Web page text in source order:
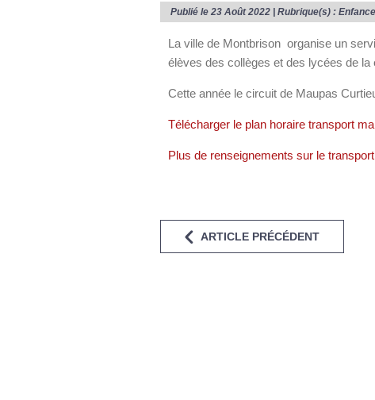
Publié le 23 Août 2022 | Rubrique(s) :
La ville de Montbrison organise un
élèves des collèges et des lycées de la
Cette année le circuit de Maupas
Télécharger le plan horaire transport
Plus de renseignements sur le
ARTICLE PRÉCÉDENT